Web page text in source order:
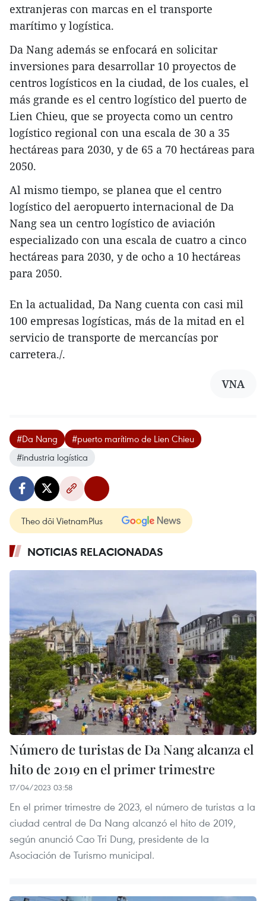
extranjeras con marcas en el transporte
marítimo y logística.
Da Nang además se enfocará en solicitar
inversiones para desarrollar 10 proyectos de
centros logísticos en la ciudad, de los cuales, el
más grande es el centro logístico del puerto de
Lien Chieu, que se proyecta como un centro
logístico regional con una escala de 30 a 35
hectáreas para 2030, y de 65 a 70 hectáreas para
2050.
Al mismo tiempo, se planea que el centro
logístico del aeropuerto internacional de Da
Nang sea un centro logístico de aviación
especializado con una escala de cuatro a cinco
hectáreas para 2030, y de ocho a 10 hectáreas
para 2050.
En la actualidad, Da Nang cuenta con casi mil
100 empresas logísticas, más de la mitad en el
servicio de transporte de mercancías por
carretera./.
VNA
#Da Nang
#puerto marítimo de Lien Chieu
#industria logística
Theo dõi VietnamPlus
NOTICIAS RELACIONADAS
Número de turistas de Da Nang alcanza el
hito de 2019 en el primer trimestre
17/04/2023 03:58
En el primer trimestre de 2023, el número de turistas a la
ciudad central de Da Nang alcanzó el hito de 2019,
según anunció Cao Tri Dung, presidente de la
Asociación de Turismo municipal.